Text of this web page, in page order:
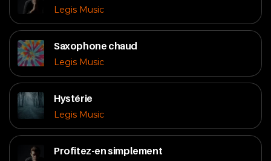
Legis Music
Saxophone chaud
Legis Music
Hystérie
Legis Music
Profitez-en simplement